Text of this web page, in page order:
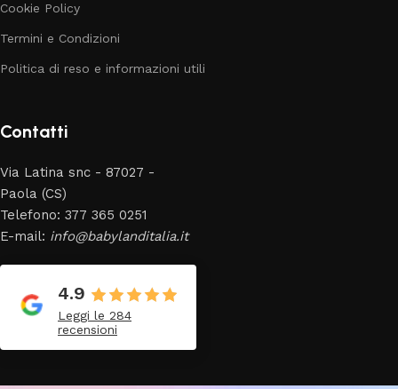
Cookie Policy
Termini e Condizioni
Politica di reso e informazioni utili
Contatti
Via Latina snc - 87027 -
Paola (CS)
Telefono: 377 365 0251
E-mail: info@babylanditalia.it
4.9
Leggi le 284
recensioni